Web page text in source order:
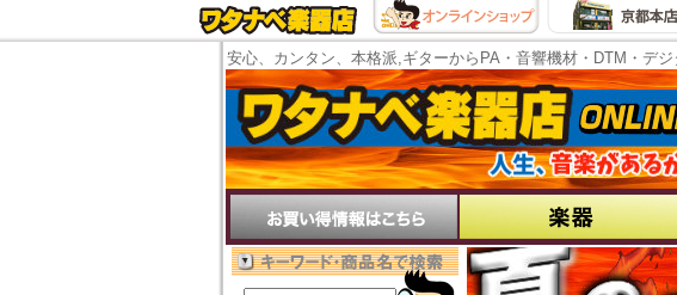
安心、カンタン、本格派,ギターからPA・音響機材・DTM・デ